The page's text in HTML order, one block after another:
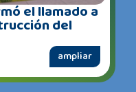
el llamado a
del
ampliar